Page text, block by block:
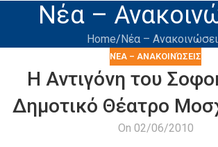
Νέα –
Home Νέα –
ΝΈΑ – ΑΝΑΚΟΙΝΏΣΕΙΣ
Η Αντιγόνη του
Δημοτικό Θέατρο
On 02/06/2010